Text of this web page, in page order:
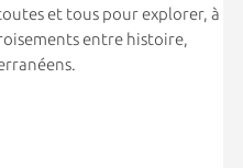
et tous pour explorer, à
entre histoire,